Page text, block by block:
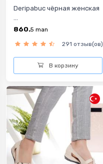
Deripabuc чёрная женская
...
860.5 man
291 отзыв(ов)
В корзину